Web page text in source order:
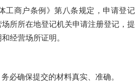
工商户条例》第八条规定，申请登记
所所在地登记机关申请注册登记，提
经营场所证明。
必确保提交的材料真实、准确。